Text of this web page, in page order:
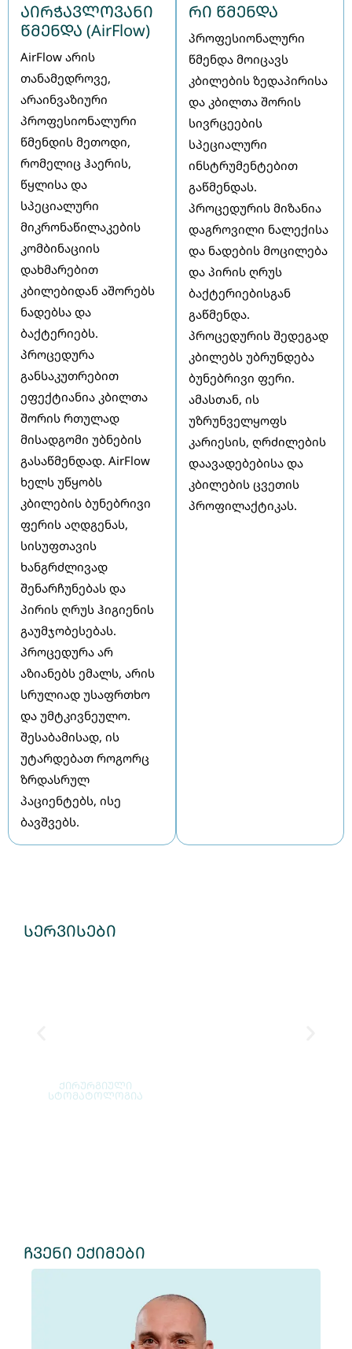
აირჭავლოვანი
წმენდა (AirFlow)
AirFlow არის
თანამედროვე,
არაინვაზიური
პროფესიონალური
წმენდის მეთოდი,
რომელიც ჰაერის,
წყლისა და
სპეციალური
მიკრონაწილაკების
კომბინაციის
დახმარებით
კბილებიდან აშორებს
ნადებსა და
ბაქტერიებს.
პროცედურა
განსაკუთრებით
ეფექტიანია კბილთა
შორის რთულად
მისადგომი უბნების
გასაწმენდად. AirFlow
ხელს უწყობს
კბილების ბუნებრივი
ფერის აღდგენას,
სისუფთავის
ხანგრძლივად
შენარჩუნებას და
პირის ღრუს ჰიგიენის
გაუმჯობესებას.
პროცედურა არ
აზიანებს ემალს, არის
სრულიად უსაფრთხო
და უმტკივნეულო.
შესაბამისად, ის
უტარდებათ როგორც
ზრდასრულ
პაციენტებს, ისე
ბავშვებს.
რი წმენდა
პროფესიონალური
წმენდა მოიცავს
კბილების ზედაპირისა
და კბილთა შორის
სივრცეების
სპეციალური
ინსტრუმენტებით
გაწმენდას.
პროცედურის მიზანია
დაგროვილი ნალექისა
და ნადების მოცილება
და პირის ღრუს
ბაქტერიებისგან
გაწმენდა.
პროცედურის შედეგად
კბილებს უბრუნდება
ბუნებრივი ფერი.
ამასთან, ის
უზრუნველყოფს
კარიესის, ღრძილების
დაავადებებისა და
კბილების ცვეთის
პროფილაქტიკას.
სერვისები
ქირურგიული
სტომატოლოგია
ჩვენი ექიმები